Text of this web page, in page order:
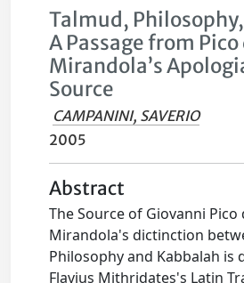
Talmud,
A Passage from
Mirandola’s
Source
CAMPANINI, SAVERIO
2005
Abstract
The Source of Giovanni Pico
Mirandola's dictinction
Philosophy and Kabbalah is
Flavius Mithridates's Latin